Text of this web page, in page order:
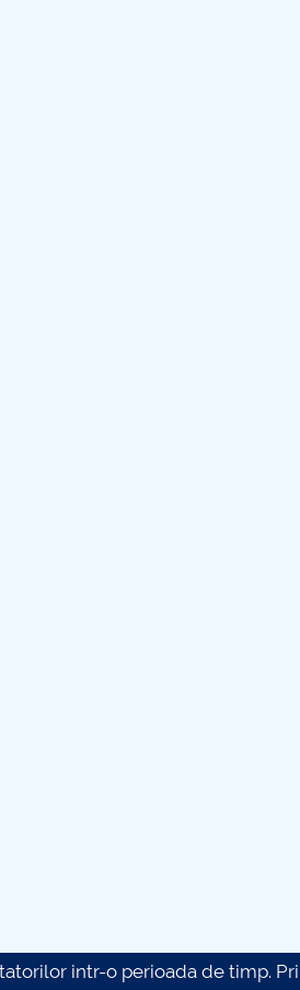
intr-o perioada de timp.